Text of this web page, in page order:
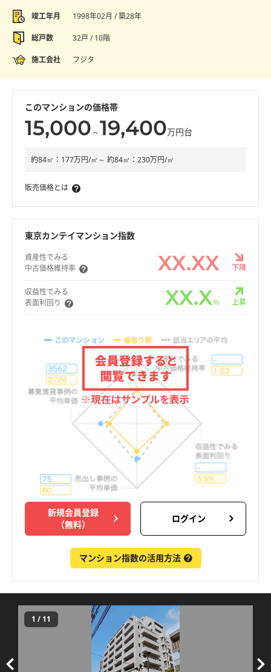
竣工年月 1998年02月 / 築28年
総戸数 32戸 / 10階
施工会社 フジタ
このマンションの価格帯
15,000 ～19,400万円台
約84㎡：177万円/㎡～ 約84㎡：230万円/㎡
販売価格とは
東京カンテイマンション指数
資産性でみる
中古価格維持率
XX.XX 下降
収益性でみる
表面利回り
XX.X% 上昇
新規会員登録
（無料）
ログイン
マンション指数の活用方法
1 / 11